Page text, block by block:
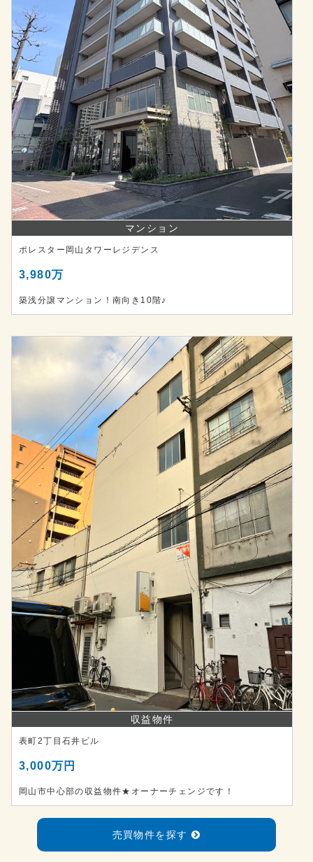
マンション
ポレスター岡山タワーレジデンス
3,980万
築浅分譲マンション！南向き10階♪
収益物件
表町2丁目石井ビル
3,000万円
岡山市中心部の収益物件★オーナーチェンジです！
売買物件を探す